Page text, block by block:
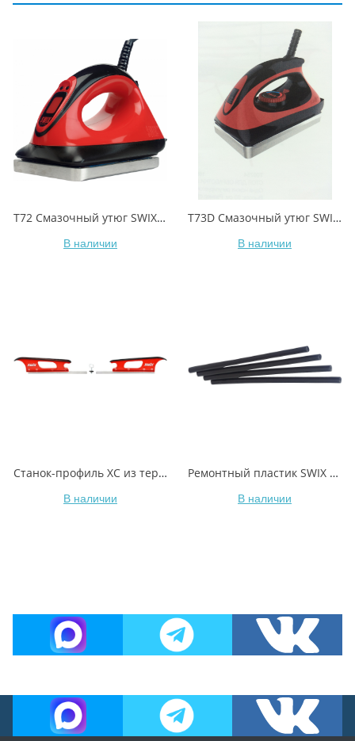
T72 Смазочный утюг SWIX Racing Digital Waxing Iron, 550 Вт
В наличии
T73D Смазочный утюг SWIX Performance digital 1000 Вт
В наличии
Станок-профиль XC из термопластика, две части, T0766 вес 1,4 кг
В наличии
Ремонтный пластик SWIX T1716 черный 6mm 4 шт., 35гр
В наличии